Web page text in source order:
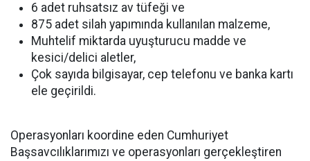
6 adet ruhsatsız av tüfeği ve
875 adet silah yapımında kullanılan malzeme,
Muhtelif miktarda uyuşturucu madde ve
kesici/delici aletler,
Çok sayıda bilgisayar, cep telefonu ve banka kartı
ele geçirildi.
Operasyonları koordine eden Cumhuriyet
Başsavcılıklarımızı ve operasyonları gerçekleştiren